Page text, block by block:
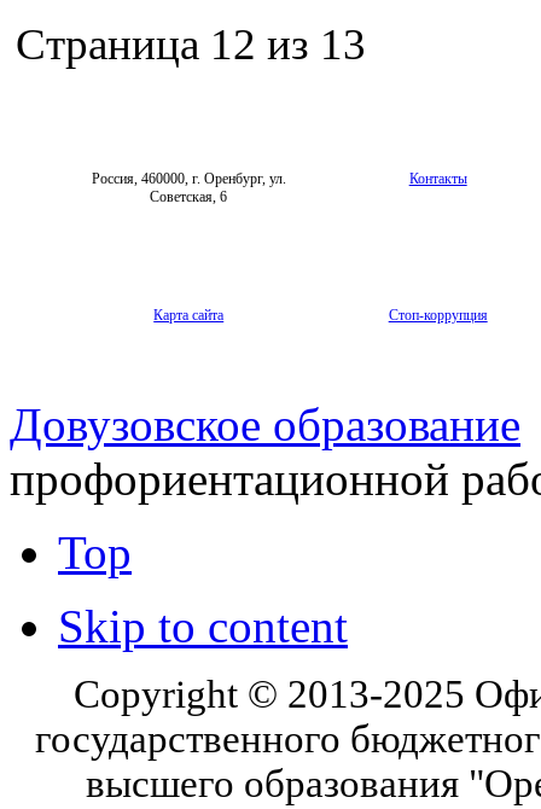
Страница 12 из 13
Россия, 460000, г. Оренбург, ул.
Советская, 6
Контакты
Карта сайта Стоп-коррупция
Довузовское образование
профориентационной
Top
Skip to content
Copyright © 2013-2025
государственного
высшего образования